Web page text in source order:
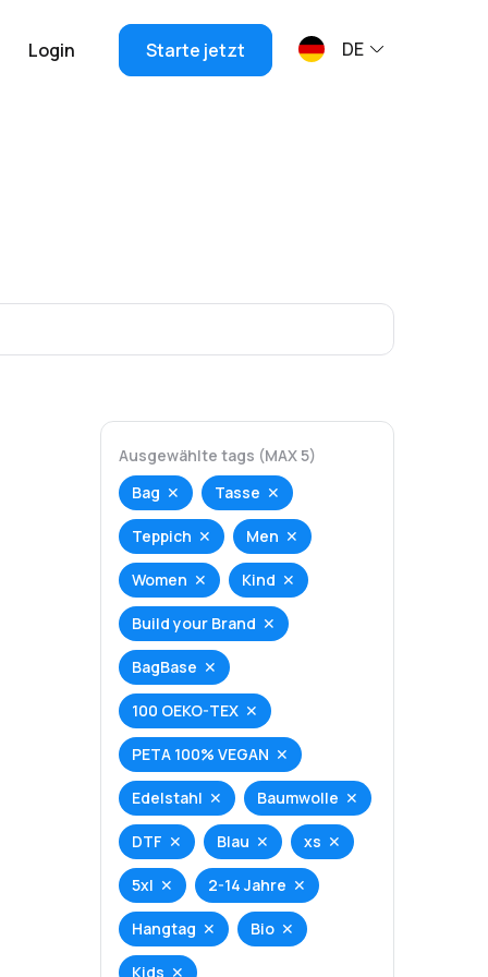
Login Starte jetzt DE
Ausgewählte tags (MAX 5)
Bag
Tasse
Teppich Men
Women Kind
Build your Brand
BagBase
100 OEKO-TEX
PETA 100% VEGAN
Edelstahl Baumwolle
DTF Blau xs
5xl 2-14 Jahre
Hangtag Bio
Kids